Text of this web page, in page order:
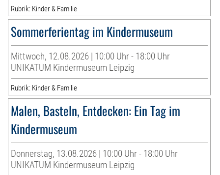
Rubrik: Kinder & Familie
Sommerferientag im Kindermuseum
Mittwoch, 12.08.2026 | 10:00 Uhr - 18:00 Uhr
UNIKATUM Kindermuseum Leipzig
Rubrik: Kinder & Familie
Malen, Basteln, Entdecken: Ein Tag im
Kindermuseum
Donnerstag, 13.08.2026 | 10:00 Uhr - 18:00 Uhr
UNIKATUM Kindermuseum Leipzig